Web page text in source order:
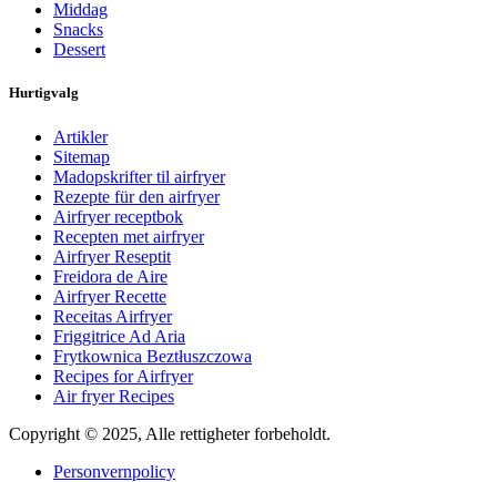
Middag
Snacks
Dessert
Hurtigvalg
Artikler
Sitemap
Madopskrifter til airfryer
Rezepte für den airfryer
Airfryer receptbok
Recepten met airfryer
Airfryer Reseptit
Freidora de Aire
Airfryer Recette
Receitas Airfryer
Friggitrice Ad Aria
Frytkownica Beztłuszczowa
Recipes for Airfryer
Air fryer Recipes
Copyright © 2025, Alle rettigheter forbeholdt.
Personvernpolicy